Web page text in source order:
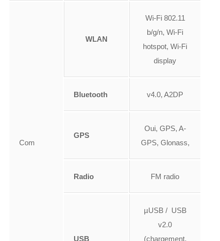
Com
WLAN
Wi-Fi 802.11
b/g/n, Wi-Fi
hotspot, Wi-Fi
display
Bluetooth v4.0, A2DP
GPS
Oui, GPS, A-
GPS, Glonass,
Radio FM radio
USB
µUSB / USB
v2.0
(chargement,